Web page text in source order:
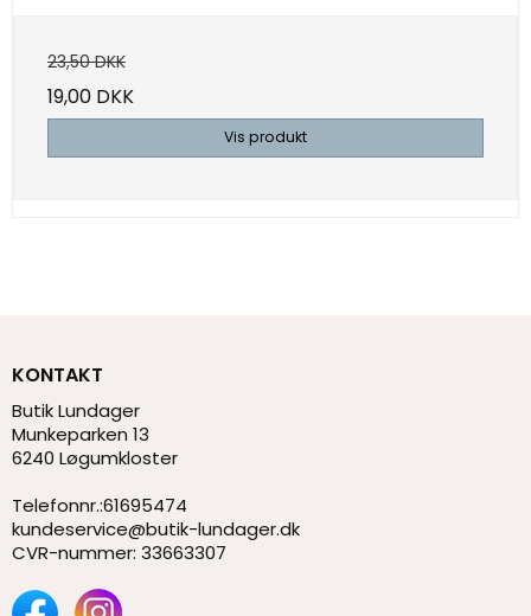
23,50 DKK
19,00 DKK
Vis produkt
KONTAKT
Butik Lundager
Munkeparken 13
6240 Løgumkloster
Telefonnr.:61695474
kundeservice@butik-lundager.dk
CVR-nummer: 33663307